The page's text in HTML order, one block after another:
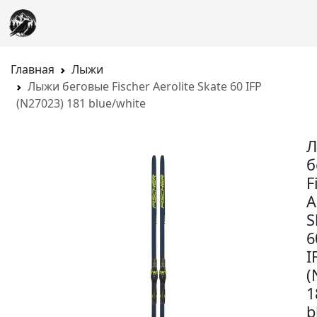
Главная
Лыжи
Лыжи беговые Fischer Aerolite Skate 60 IFP
(N27023) 181 blue/white